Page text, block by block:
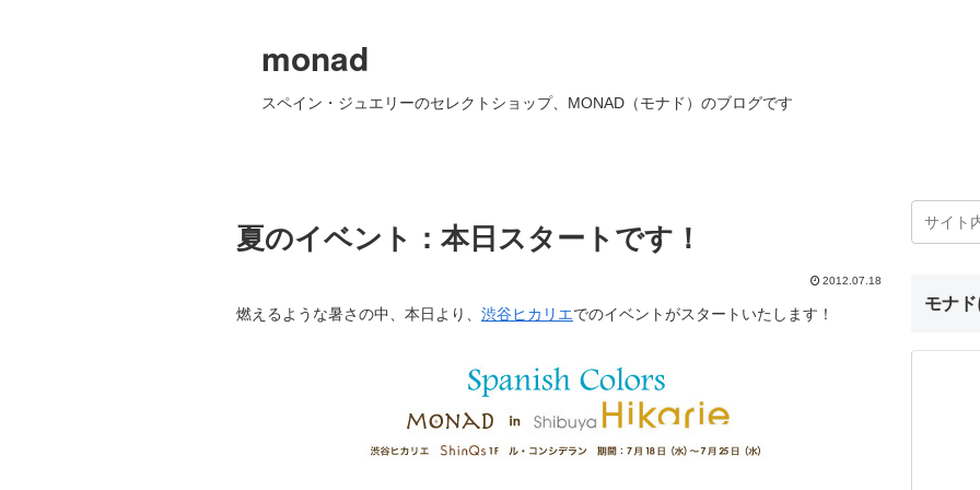
monad
スペイン・ジュエリーのセレクトショップ、MONAD（モナド）のブログです
夏のイベント：本日スタートです！
2012.07.18
燃えるような暑さの中、本日より、 渋谷ヒカリエでのイベントがスタートいたします！
モナ